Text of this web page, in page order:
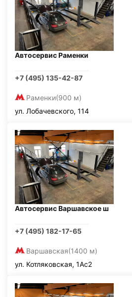
Автосервис Раменки
+7 (495) 135-42-87
Раменки(900 м)
ул. Лобачевского, 114
Автосервис Варшавское ш
+7 (495) 182-17-65
Варшавская(1400 м)
ул. Котляковская, 1Ас2